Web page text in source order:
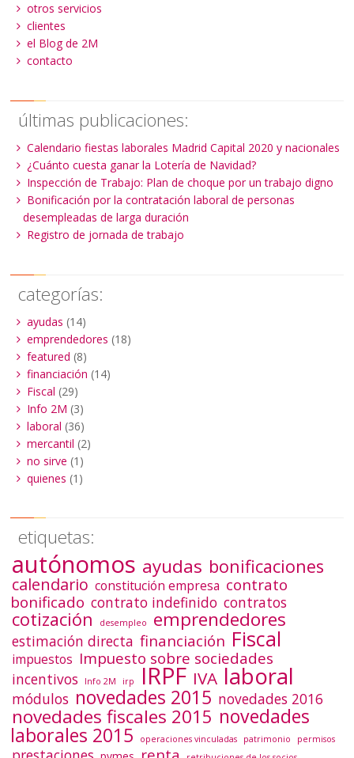
otros servicios
clientes
el Blog de 2M
contacto
últimas publicaciones:
Calendario fiestas laborales Madrid Capital 2020 y nacionales
¿Cuánto cuesta ganar la Lotería de Navidad?
Inspección de Trabajo: Plan de choque por un trabajo digno
Bonificación por la contratación laboral de personas
desempleadas de larga duración
Registro de jornada de trabajo
categorías:
ayudas (14)
emprendedores (18)
featured (8)
financiación (14)
Fiscal (29)
Info 2M (3)
laboral (36)
mercantil (2)
no sirve (1)
quienes (1)
etiquetas:
autónomos ayudas bonificaciones
calendario constitución empresa contrato
bonificado contrato indefinido contratos
cotización desempleo emprendedores
estimación directa financiación Fiscal
impuestos Impuesto sobre sociedades
incentivos Info 2M irp IRPF IVA laboral
módulos novedades 2015 novedades 2016
novedades fiscales 2015 novedades
laborales 2015 operaciones vinculadas patrimonio permisos